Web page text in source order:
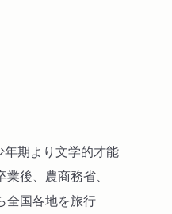
年期より文学的才能
後、農商務省、
全国各地を旅行